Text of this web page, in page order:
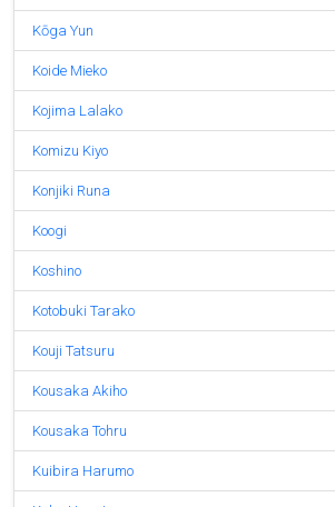
Kōga Yun
Koide Mieko
Kojima Lalako
Komizu Kiyo
Konjiki Runa
Koogi
Koshino
Kotobuki Tarako
Kouji Tatsuru
Kousaka Akiho
Kousaka Tohru
Kuibira Harumo